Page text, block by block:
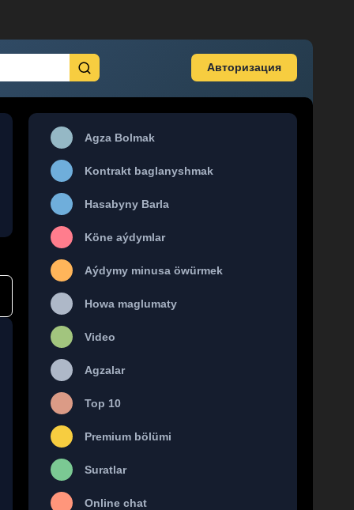
Авторизация
Agza Bolmak
Kontrakt baglanyshmak
Hasabyny Barla
Köne aýdymlar
Aýdymy minusa öwürmek
Howa maglumaty
Video
Agzalar
Top 10
Premium bölümi
Suratlar
Online chat